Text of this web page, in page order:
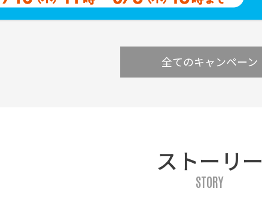
全てのキャンペーン
ストーリー
STORY